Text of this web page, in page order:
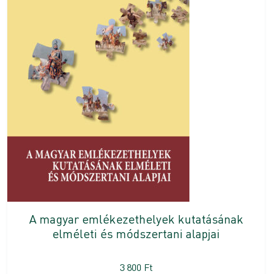
A magyar emlékezethelyek kutatásának
elméleti és módszertani alapjai
3 800 Ft